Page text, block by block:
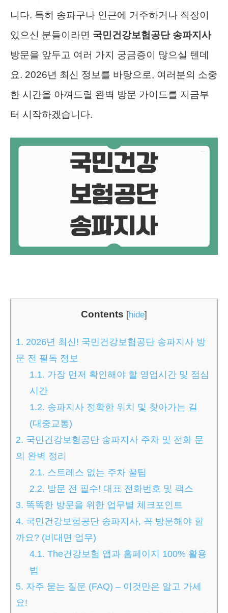
니다. 특히 송파구나 인근에 거주하거나 직장이
있으신 분들이라면 국민건강보험공단 송파지사
방문을 앞두고 여러 가지 궁금증이 많으실 텐데
요. 2026년 최신 정보를 바탕으로, 여러분의 소중
한 시간을 아껴드릴 완벽 방문 가이드를 지금부
터 시작하겠습니다.
Contents [hide]
1. 2026년 최신! 국민건강보험공단 송파지사 방
문 전 필독 정보
1.1. 가장 먼저 확인해야 할 영업시간 및 점심
시간
1.2. 송파지사 정확한 위치 및 찾아가는 길
(대중교통)
2. 국민건강보험공단 송파지사 주차 및 전화 문
의 완벽 정리
2.1. 스트레스 없는 주차 꿀팁
2.2. 방문 전 필수! 대표 전화번호 및 팩스
3. 똑똑한 방문을 위한 업무별 체크포인트
4. 국민건강보험공단 송파지사, 꼭 방문해야 할
까요? (비대면 업무)
4.1. The건강보험 앱과 홈페이지 100% 활용
법
5. 자주 묻는 질문 (FAQ) – 이것만은 알고 가세
요!